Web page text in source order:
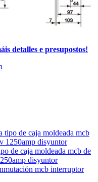
detalles e presupostos!
de caja moldeada mcb de
disyuntor